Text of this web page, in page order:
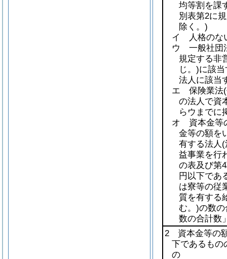
均等割を課
別表第2に
除く。)
イ 人格のな
ウ 一般社団
規定する非
じ。)に該
法人に該当
エ 保険業法
の法人で資
らウまでに
オ 資本金等
金等の額を
有する法人 (
益事業を行
の表及び第
円以下であ
は寮等の従
質を有する
む。)の数の
数の合計数
2 資本金等の
下であるもの
の